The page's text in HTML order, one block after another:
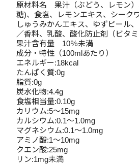
原材料名 果汁（ぶどう、レモン
糖)、食塩、レモンエキス、シーク
しゅうみかんエキス、ゆずピール
／香料、乳酸、酸化防止剤（ビタミ
果汁含有量 10％未満
成分・特性（100mlあたり）
エネルギー:18kcal
たんぱく質:0g
脂質:0g
炭水化物:4.4g
食塩相当量:0.10g
カリウム:5～15mg
カルシウム:0.1～1.0mg
マグネシウム:0.1～1.0mg
アミノ酸:1～10mg
クエン酸:25mg
リン:1mg未満